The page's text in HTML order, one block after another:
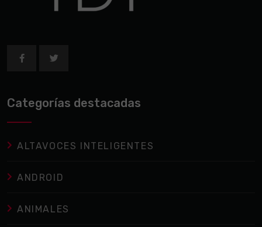
Categorías destacadas
ALTAVOCES INTELIGENTES
ANDROID
ANIMALES